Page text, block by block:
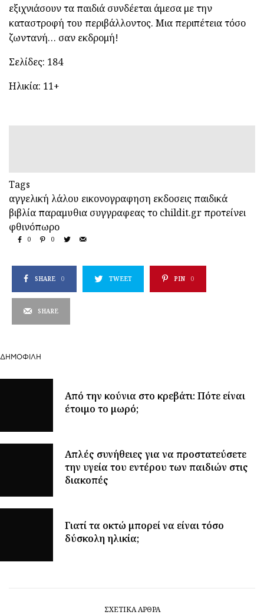
εξιχνιάσουν τα παιδιά συνδέεται άμεσα με την
καταστροφή του περιβάλλοντος. Μια περιπέτεια τόσο
ζωντανή… σαν εκδρομή!
Σελίδες: 184
Ηλικία: 11+
Tags
αγγελική λάλου εικονογραφηση εκδοσειςπαιδικά
βιβλίαπαραμυθια συγγραφεαςτο childit.gr προτείνει
φθινόπωρο
0 0
SHARE 0 TWEET PIN 0
SHARE
ΔΗΜΟΦΙΛΉ
Από την κούνια στο κρεβάτι: Πότε είναι
έτοιμο το μωρό;
Απλές συνήθειες για να προστατεύσετε
την υγεία του εντέρου των παιδιών στις
διακοπές
Γιατί τα οκτώ μπορεί να είναι τόσο
δύσκολη ηλικία;
ΣΧΕΤΙΚΆ ΆΡΘΡΑ